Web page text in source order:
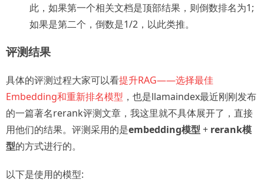
此，如果第一个相关文档是顶部结果，则倒数排名为1;
如果是第二个，倒数是1/2，以此类推。
评测结果
具体的评测过程大家可以看提升RAG——选择最佳
Embedding和重新排名模型 ，也是llamaindex最近刚刚发布
的一篇著名rerank评测文章，我这里就不具体展开了，直接
用他们的结果。评测采用的是embedding模型 + rerank模
型的方式进行的。
以下是使用的模型: